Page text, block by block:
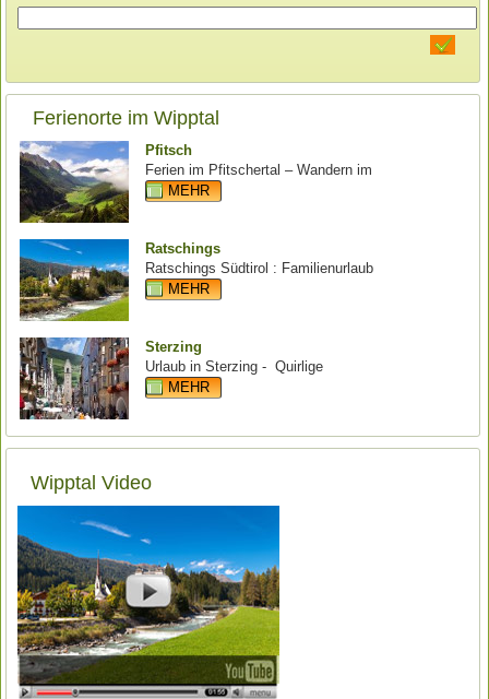
Ferienorte im Wipptal
Pfitsch
Ferien im Pfitschertal – Wandern im
MEHR
Ratschings
Ratschings Südtirol : Familienurlaub
MEHR
Sterzing
Urlaub in Sterzing - Quirlige
MEHR
Wipptal Video